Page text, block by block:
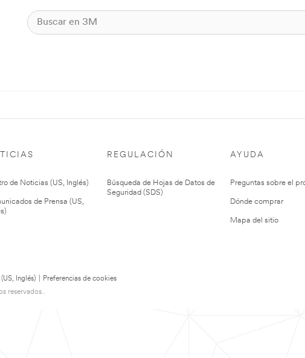
de Noticias (US, Inglés)
de Prensa (US,
REGULACIÓN
Búsqueda de Hojas de Datos de
Seguridad (SDS)
AYUDA
Preguntas sobre el
Dónde comprar
Mapa del sitio
Inglés)
Preferencias de cookies
reservados..